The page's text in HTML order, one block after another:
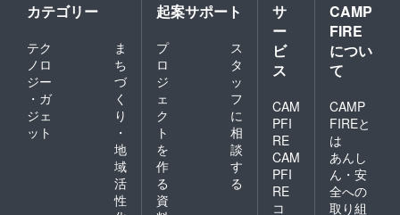
カテゴリー
テク
ノロ
ジー
・ガ
ジェ
ット
ま
ち
づ
く
り
・
地
域
活
性
起案サポート
プ
ロ
ジ
ェ
ク
ト
を
作
る
ス
タ
ッ
フ
に
相
談
す
る
資
サ
ー
ビ
ス
CAM
PFI
RE
CAM
PFI
RE
コ
CAMP
FIRE
につい
て
CAMP
FIREと
は
あんし
ん・安
全への
取り組